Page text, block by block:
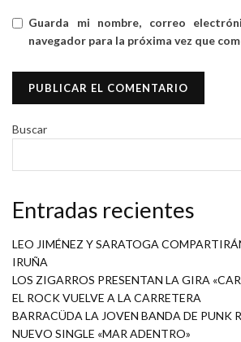
Guarda mi nombre, correo
navegador para la próxima vez que
Buscar
Entradas recientes
LEO JIMÉNEZ Y SARATOGA
IRUÑA
LOS ZIGARROS PRESENTAN LA GIRA
EL ROCK VUELVE A LA CARRETERA
BARRACÜDA LA JOVEN BANDA DE PUNK
NUEVO SINGLE «MAR ADENTRO»